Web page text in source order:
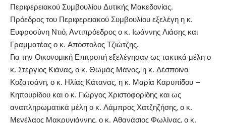
Περιφερειακού Συμβουλίου Δυτικής Μακεδονίας.
Πρόεδρος του Περιφερειακού Συμβουλίου εξελέγη η κ.
Ευφροσύνη Ντιό, Αντιπρόεδρος ο κ. Ιωάννης Λιάσης και
Γραμματέας ο κ. Απόστολος Τζιώτζης.
Για την Οικονομική Επιτροπή εξελέγησαν ως τακτικά μέλη ο
κ. Στέργιος Κιάνας, ο κ. Θωμάς Μάνος, η κ. Δέσποινα
Κοζατσάνη, ο κ. Ηλίας Κάτανας, η κ. Μαρία Καρυπίδου –
Κηπουρίδου και ο κ. Γιώργος Χριστοφορίδης και ως
αναπληρωματικά μέλη ο κ. Λάμπρος Χατζηζήσης, ο κ.
Μενέλαος Μακρυγιάννης, ο κ. Αθανάσιος Φωλίνας, ο κ.